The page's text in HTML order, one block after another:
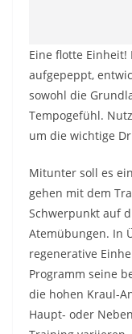
Eine flotte
aufgepeppt,
sowohl die
Tempogefühl.
um die wichtige
Mitunter soll es
gehen mit dem
Schwerpunkt auf
Atemübungen. In
regenerative
Programm seine
die hohen Kraul-
Haupt- oder